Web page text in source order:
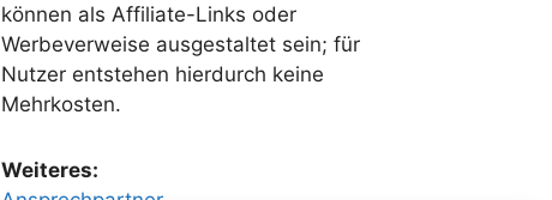
können als Affiliate-Links oder
Werbeverweise ausgestaltet sein; für
Nutzer entstehen hierdurch keine
Mehrkosten.
Weiteres: